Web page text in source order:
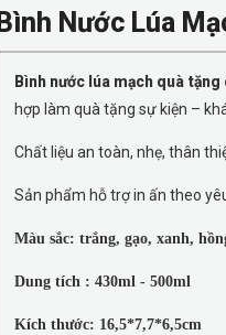
Bình Nước Lúa
Bình nước lúa mạch quà
hợp làm quà tặng sự kiện –
Chất liệu an toàn, nhẹ, thân
Sản phẩm hỗ trợ in ấn theo
Màu sắc: trắng, gạo, xanh,
Dung tích : 430ml - 500ml
Kích thước: 16,5*7,7*6,5cm